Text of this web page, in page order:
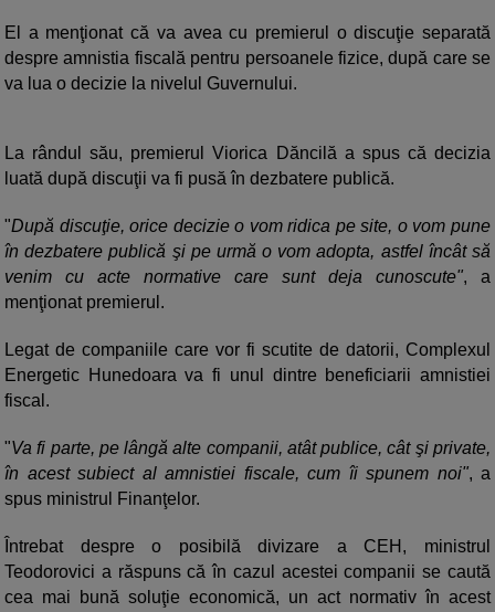
El a menţionat că va avea cu premierul o discuţie separată
despre amnistia fiscală pentru persoanele fizice, după care se
va lua o decizie la nivelul Guvernului.
La rândul său, premierul Viorica Dăncilă a spus că decizia
luată după discuţii va fi pusă în dezbatere publică.
"După discuţie, orice decizie o vom ridica pe site, o vom pune
în dezbatere publică şi pe urmă o vom adopta, astfel încât să
venim cu acte normative care sunt deja cunoscute", a
menţionat premierul.
Legat de companiile care vor fi scutite de datorii, Complexul
Energetic Hunedoara va fi unul dintre beneficiarii amnistiei
fiscal.
"Va fi parte, pe lângă alte companii, atât publice, cât şi private,
în acest subiect al amnistiei fiscale, cum îi spunem noi", a
spus ministrul Finanţelor.
Întrebat despre o posibilă divizare a CEH, ministrul
Teodorovici a răspuns că în cazul acestei companii se caută
cea mai bună soluţie economică, un act normativ în acest